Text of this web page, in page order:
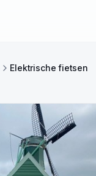
Elektrische fietsen